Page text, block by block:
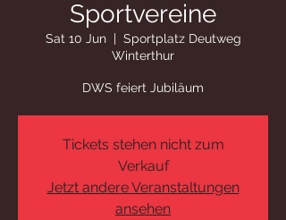
Sportvereine
Sat 10 Jun
  |
Sportplatz Deutweg
Winterthur
DWS feiert Jubiläum
Tickets stehen nicht zum
Verkauf
Jetzt andere Veranstaltungen
ansehen